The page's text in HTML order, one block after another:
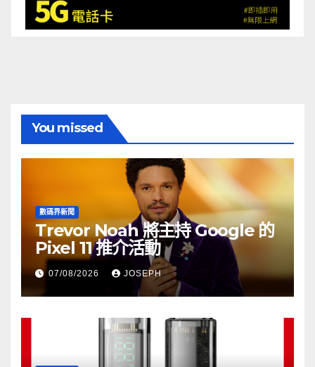
You missed
數碼界新聞
Trevor Noah 將主持 Google 的
Pixel 11 推介活動
07/08/2026 JOSEPH